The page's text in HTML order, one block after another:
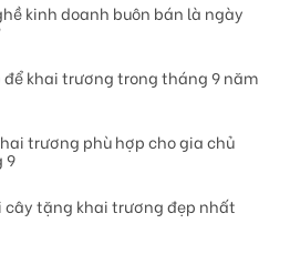
kinh doanh buôn bán là ngày
để khai trương trong tháng 9 năm
trương phù hợp cho gia chủ
9
cây tặng khai trương đẹp nhất